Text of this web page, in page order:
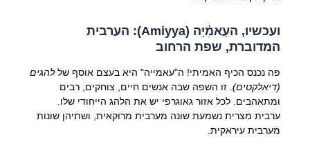
ועכשיו, העַאמִ֫יָּה (Amiyya)
: הערבית
המדוברת, שפת הרחוב
פה נכנס הכיף האמיתי! ה"עאמייה" היא בעצם אוסף שללהגים
(דיאלקטים). זו השפה שבה אנשים חיים, צוחקים, רבים
ומתאהבים. לכל אזור גאוגרפי יש את הלהג הייחודי שלו.
ערבית מצרית נשמעת שונה מערבית מרוקאית, ושתיהן שונות
מערבית עיראקית.